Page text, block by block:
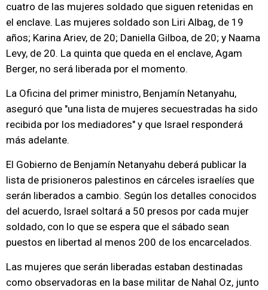
cuatro de las mujeres soldado que siguen retenidas en
el enclave. Las mujeres soldado son Liri Albag, de 19
años; Karina Ariev, de 20; Daniella Gilboa, de 20; y Naama
Levy, de 20. La quinta que queda en el enclave, Agam
Berger, no será liberada por el momento.
La Oficina del primer ministro, Benjamín Netanyahu,
aseguró que "una lista de mujeres secuestradas ha sido
recibida por los mediadores" y que Israel responderá
más adelante.
El Gobierno de Benjamín Netanyahu deberá publicar la
lista de prisioneros palestinos en cárceles israelíes que
serán liberados a cambio. Según los detalles conocidos
del acuerdo, Israel soltará a 50 presos por cada mujer
soldado, con lo que se espera que el sábado sean
puestos en libertad al menos 200 de los encarcelados.
Las mujeres que serán liberadas estaban destinadas
como observadoras en la base militar de Nahal Oz, junto